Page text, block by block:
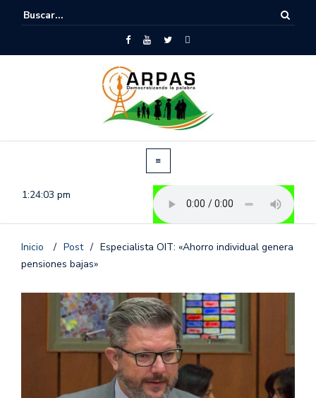
1:24:04 pm
Inicio / Post / Especialista OIT: «Ahorro individual genera
pensiones bajas»